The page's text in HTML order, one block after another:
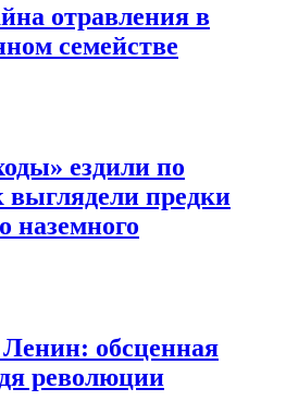
отравления в
семействе
ездили по
выглядели предки
наземного
обсценная
революции